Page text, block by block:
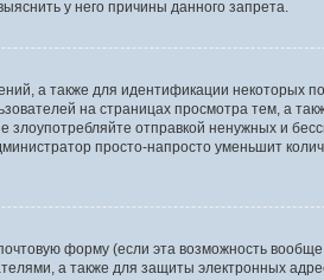
у него причины данного запрета.
а также для идентификации некоторых
на страницах просмотра тем, а
злоупотребляйте отправкой ненужных и
просто-напросто уменьшит
форму (если эта возможность
а также для защиты электронных